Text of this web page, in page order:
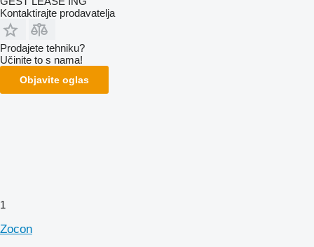
Kontaktirajte prodavatelja
Prodajete tehniku?
Učinite to s nama!
Objavite oglas
1
Zocon